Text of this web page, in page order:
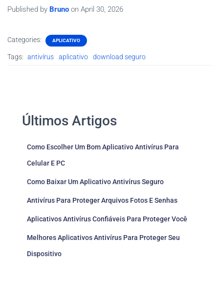
Published by Bruno on April 30, 2026
Categories: APLICATIVO
Tags: antivírus aplicativo download seguro
Últimos Artigos
Como Escolher Um Bom Aplicativo Antivírus Para
Celular E PC
Como Baixar Um Aplicativo Antivírus Seguro
Antivírus Para Proteger Arquivos Fotos E Senhas
Aplicativos Antivírus Confiáveis Para Proteger Você
Melhores Aplicativos Antivírus Para Proteger Seu
Dispositivo